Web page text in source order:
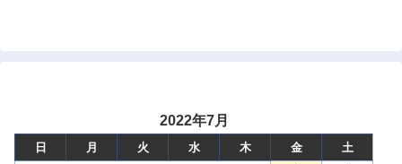
2022年7月
日 月 火 水 木 金
土